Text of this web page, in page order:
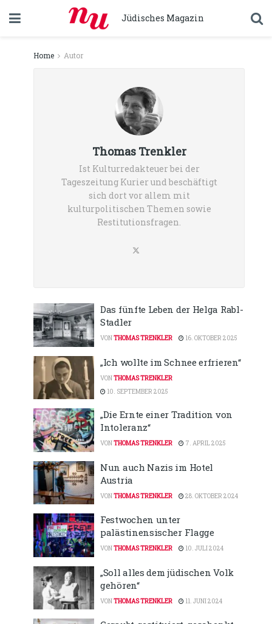
Jüdisches Magazin
Home Autor
Thomas Trenkler
Ist Kulturredakteuer bei der
Tageszeitung Kurier und beschäftigt
sich dort vor allem mit
kulturpolitischen Themen sowie
Restitutionsfragen.
Das fünfte Leben der Helga Rabl-
Stadler
VONTHOMAS TRENKLER 16. OKTOBER 2025
„Ich wollte im Schnee erfrieren“
VONTHOMAS TRENKLER
10. SEPTEMBER 2025
„Die Ernte einer Tradition von
Intoleranz“
VONTHOMAS TRENKLER 7. APRIL 2025
Nun auch Nazis im Hotel
Austria
VONTHOMAS TRENKLER 28. OKTOBER 2024
Festwochen unter
palästinensischer Flagge
VONTHOMAS TRENKLER 10. JULI 2024
„Soll alles dem jüdischen Volk
gehören“
VONTHOMAS TRENKLER 11. JUNI 2024